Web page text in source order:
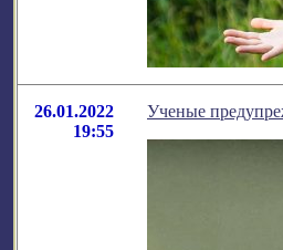
26.01.2022
19:55
Ученые